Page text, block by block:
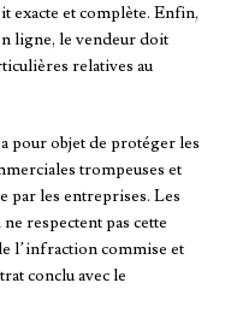
exacte et complète. Enfin,
ligne, le vendeur doit
relatives au
pour objet de protéger les
trompeuses et
par les entreprises. Les
respectent pas cette
l’infraction commise et
conclu avec le